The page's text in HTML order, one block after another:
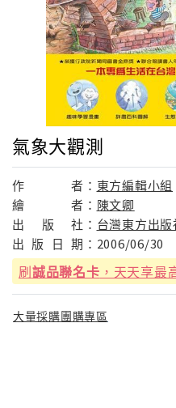
氣象大觀測
作 者： 東方編輯小組
繪
者： 陳文卿
出
版 社： 台灣東方出
出 版 日 期： 2006/06/30
刷誠品聯名卡 ，天天享最
大量採購團購專區